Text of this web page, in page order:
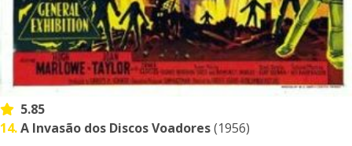
5.85
14.A Invasão dos Discos Voadores(1956)